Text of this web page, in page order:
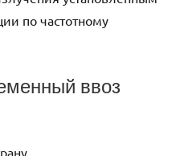
по частотному
ввоз